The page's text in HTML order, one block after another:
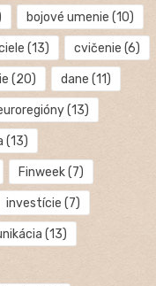
bojové umenie (10)
(13) cvičenie (6)
(20) dane (11)
(13)
(13)
Finweek(7)
investície (7)
(13)